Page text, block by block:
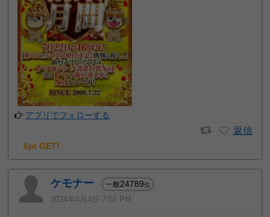
アプリでフォローする
返信
8pt GET!
ケモナー 一般24789位
2024年4月4日 7:52 PM